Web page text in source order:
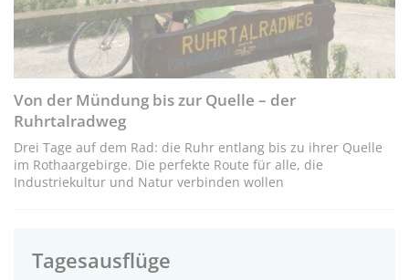
Von der Mündung bis zur Quelle – der
Ruhrtalradweg
Drei Tage auf dem Rad: die Ruhr entlang bis zu ihrer Quelle
im Rothaargebirge. Die perfekte Route für alle, die
Industriekultur und Natur verbinden wollen
Tagesausflüge